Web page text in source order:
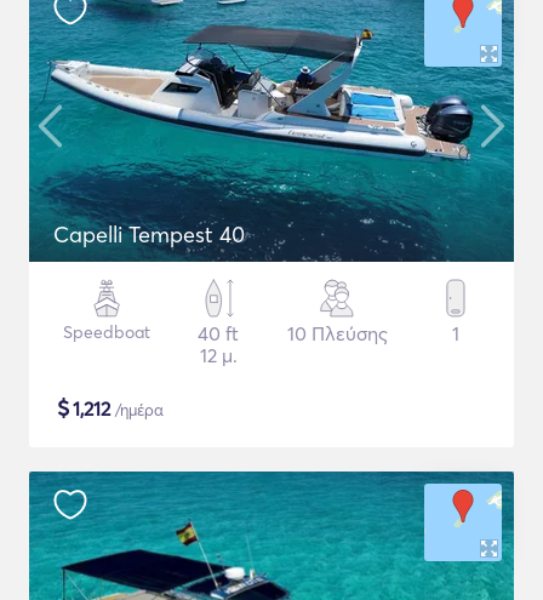
Capelli Tempest 40
Speedboat
40 ft
12 μ.
10 Πλεύσης 1
$1,212/ημέρα